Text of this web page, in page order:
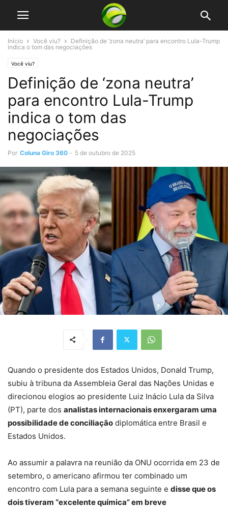
Início Você viu?
Definição de ‘zona neutra’ para encontro Lula-Trump
indica o tom das negociações
Você viu?
Definição de ‘zona neutra’
para encontro Lula-Trump
indica o tom das
negociações
Por Coluna Giro 360 - 5 de outubro de 2025
Quando o presidente dos Estados Unidos, Donald Trump,
subiu à tribuna da Assembleia Geral das Nações Unidas e
direcionou elogios ao presidente Luiz Inácio Lula da Silva
(PT), parte dos analistas internacionais enxergaram uma
possibilidade de conciliação diplomática entre Brasil e
Estados Unidos.
Ao assumir a palavra na reunião da ONU ocorrida em 23 de
setembro, o americano afirmou ter combinado um
encontro com Lula para a semana seguinte e disse que os
dois tiveram “excelente química” em breve